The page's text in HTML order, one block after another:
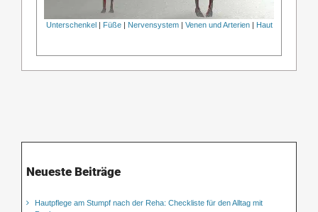
Unterschenkel| Füße| Nervensystem| Venen und Arterien| Haut
Neueste Beiträge
Hautpflege am Stumpf nach der Reha: Checkliste für den Alltag mit